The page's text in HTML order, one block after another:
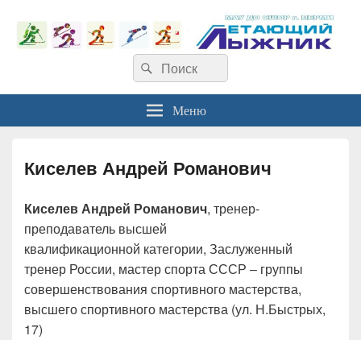
Найти:Поиск
Меню
Киселев Андрей Романович
Киселев Андрей Романович, тренер-
преподаватель высшей
квалификационной категории, Заслуженный
тренер России, мастер спорта СССР – группы
совершенствования спортивного мастерства,
высшего спортивного мастерства (ул. Н.Быстрых,
17)